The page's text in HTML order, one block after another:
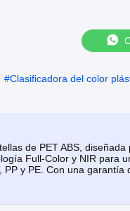
#Clasificadora del color
de PET ABS,
Full-Color y NIR para
y PE. Con una garantía